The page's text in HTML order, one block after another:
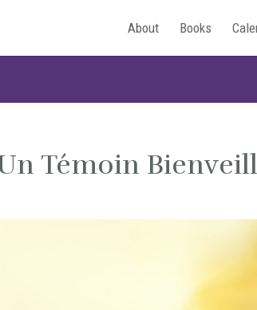
About Books
Témoin